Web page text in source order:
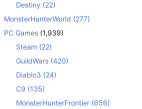
Destiny (22)
MonsterHunterWorld (277)
PC Games (1,939)
Steam (22)
GuildWars (420)
Diablo3 (24)
C9 (135)
MonsterHunterFrontier (656)